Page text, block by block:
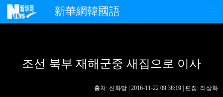
新華網韓國語
경제 사회 포토
핫 TV 문화
조선 북부 재해군중 새집으로 이사
출처: 신화망 | 2016-11-22 09:38:19 | 편집: 리상화